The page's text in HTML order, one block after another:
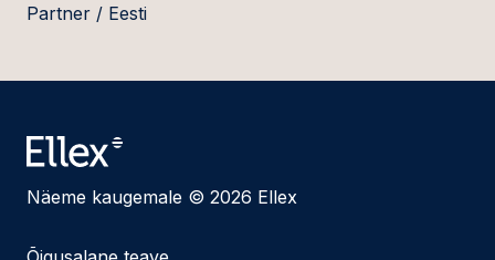
Partner / Eesti
Näeme kaugemale © 2026 Ellex